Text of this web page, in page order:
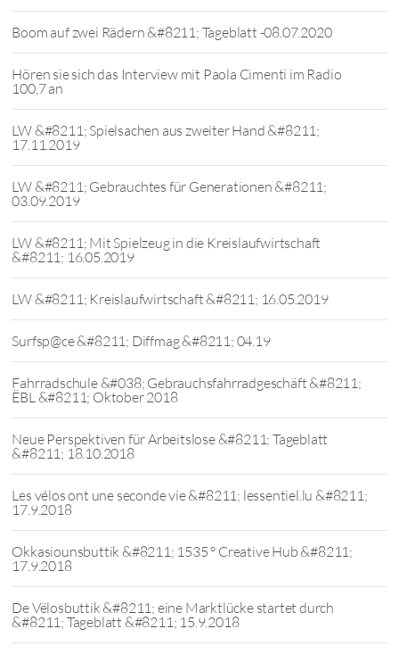
Boom auf zwei Rädern &#8211; Tageblatt -08.07.2020
Hören sie sich das Interview mit Paola Cimenti im Radio
100,7 an
LW &#8211; Spielsachen aus zweiter Hand &#8211;
17.11.2019
LW &#8211; Gebrauchtes für Generationen &#8211;
03.09.2019
LW &#8211; Mit Spielzeug in die Kreislaufwirtschaft
&#8211; 16.05.2019
LW &#8211; Kreislaufwirtschaft &#8211; 16.05.2019
Surfsp@ce &#8211; Diffmag &#8211; 04.19
Fahrradschule &#038; Gebrauchsfahrradgeschäft &#8211;
ËBL &#8211; Oktober 2018
Neue Perspektiven für Arbeitslose &#8211; Tageblatt
&#8211; 18.10.2018
Les vélos ont une seconde vie &#8211; lessentiel.lu &#8211;
17.9.2018
Okkasiounsbuttik &#8211; 1535 ° Creative Hub &#8211;
17.9.2018
De Vëlosbuttik &#8211; eine Marktlücke startet durch
&#8211; Tageblatt &#8211; 15.9.2018